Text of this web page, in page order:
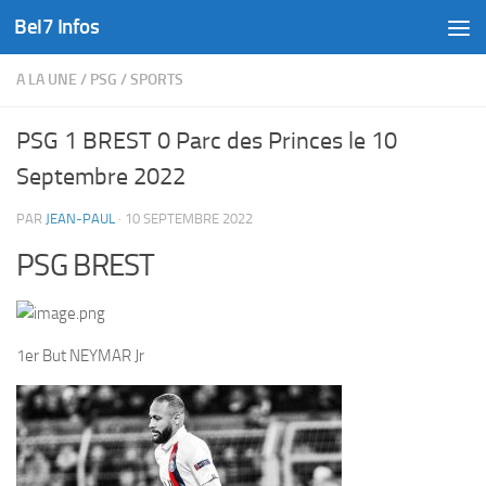
Skip to content
Bel7 Infos
A LA UNE / PSG /SPORTS
PSG 1 BREST 0 Parc des Princes le 10
Septembre 2022
PAR JEAN-PAUL · 10 SEPTEMBRE 2022
PSG BREST
1er But NEYMAR Jr